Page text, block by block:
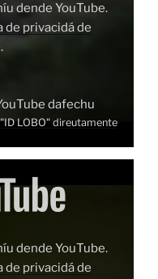
dende YouTube.
de privacidá de
.
dafechu
LOBO" direutamente
dende YouTube.
de privacidá de